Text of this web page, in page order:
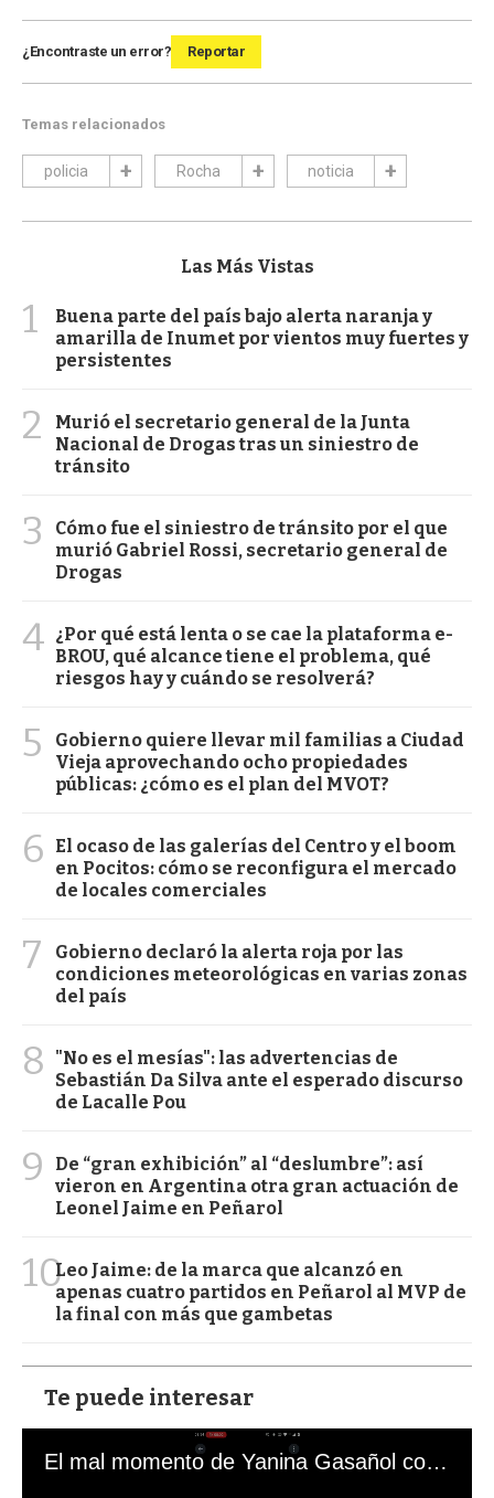
¿Encontraste un error? Reportar
Temas relacionados
policia Rocha noticia
Las Más Vistas
1
Buena parte del país bajo alerta naranja y
amarilla de Inumet por vientos muy fuertes y
persistentes
2
Murió el secretario general de la Junta
Nacional de Drogas tras un siniestro de
tránsito
3
Cómo fue el siniestro de tránsito por el que
murió Gabriel Rossi, secretario general de
Drogas
4 ¿Por qué está lenta o se cae la plataforma e-
BROU, qué alcance tiene el problema, qué
riesgos hay y cuándo se resolverá?
5
Gobierno quiere llevar mil familias a Ciudad
Vieja aprovechando ocho propiedades
públicas: ¿cómo es el plan del MVOT?
6
El ocaso de las galerías del Centro y el boom
en Pocitos: cómo se reconfigura el mercado
de locales comerciales
7
Gobierno declaró la alerta roja por las
condiciones meteorológicas en varias zonas
del país
8
"No es el mesías": las advertencias de
Sebastián Da Silva ante el esperado discurso
de Lacalle Pou
9
De “gran exhibición” al “deslumbre”: así
vieron en Argentina otra gran actuación de
Leonel Jaime en Peñarol
10Leo Jaime: de la marca que alcanzó en
apenas cuatro partidos en Peñarol al MVP de
la final con más que gambetas
Te puede interesar
El mal momento de Yanina Gasañol con un hincha argentino en "Subrayado"